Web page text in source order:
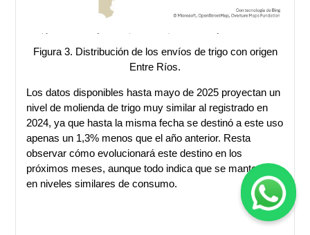
Figura 3. Distribución de los envíos de trigo con origen
Entre Ríos.
Los datos disponibles hasta mayo de 2025 proyectan un
nivel de molienda de trigo muy similar al registrado en
2024, ya que hasta la misma fecha se destinó a este uso
apenas un 1,3% menos que el año anterior. Resta
observar cómo evolucionará este destino en los
próximos meses, aunque todo indica que se mantendría
en niveles similares de consumo.